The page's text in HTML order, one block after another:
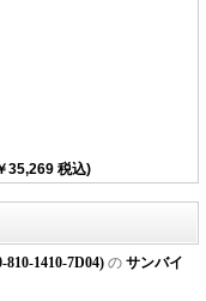
35,269 税込)
810-1410-7D04) の サンバイ